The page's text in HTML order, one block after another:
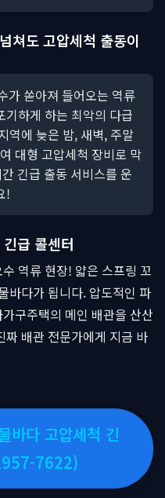
쳐도 고압세척 출동이
가 쏟아져 들어오는 역류
하게 하는 최악의 다급
역에 늦은 밤, 새벽, 주말
대형 고압세척 장비로 막
긴급 출동 서비스를 운
!
급 콜센터
역류 현장! 얇은 스프링 꼬
바다가 됩니다. 압도적인 파
구주택의 메인 배관을 산산
짜 배관 전문가에게 지금 바
바다 고압세척 긴
7622)